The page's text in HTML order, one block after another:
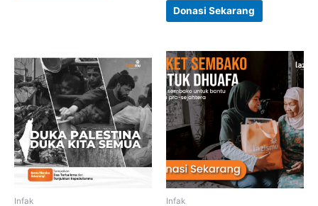
Donasi Sekarang
Infak Infak